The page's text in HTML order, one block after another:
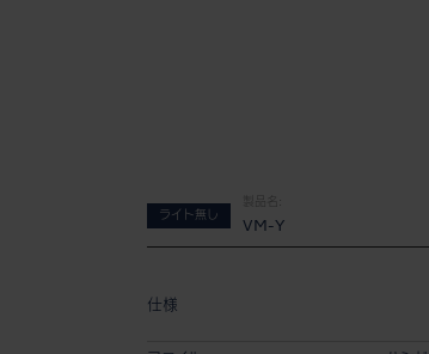
ライト無し
製品名:
VM-Y
仕様